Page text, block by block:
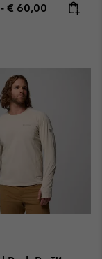
sale price:
- Maximum price:
€ 60,00